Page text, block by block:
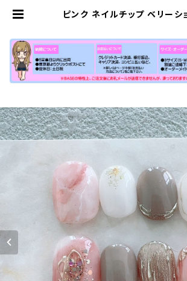
ピンク ネイルチップ ベリーシ
式】小さい爪ショートネイルチ
門店N-MARKET-